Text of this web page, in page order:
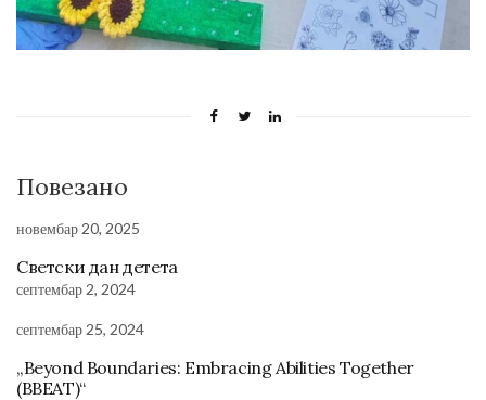
Повезано
новембар 20, 2025
Светски дан детета
септембар 2, 2024
септембар 25, 2024
„Beyond Boundaries: Embracing Abilities Together
(BBEAT)“